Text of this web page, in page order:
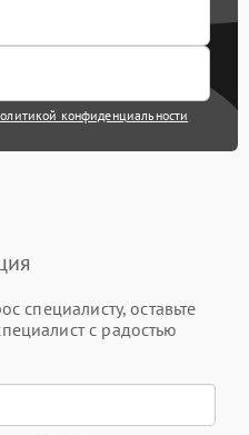
конфиденциальности
специалисту, оставьте
с радостью